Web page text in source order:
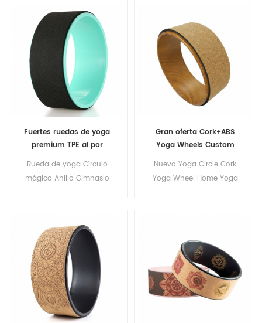
Fuertes ruedas de yoga
premium TPE al por
Rueda de yoga Círculo
mágico Anillo Gimnasio
Gran oferta Cork+ABS
Yoga Wheels Custom
Nuevo Yoga Circle Cork
Yoga Wheel Home Yoga